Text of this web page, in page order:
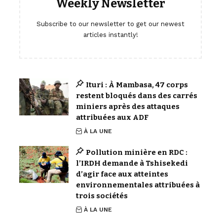
Weekly Newsletter
Subscribe to our newsletter to get our newest
articles instantly!
Ituri : À Mambasa, 47 corps
restent bloqués dans des carrés
miniers après des attaques
attribuées aux ADF
À LA UNE
Pollution minière en RDC :
l’IRDH demande à Tshisekedi
d’agir face aux atteintes
environnementales attribuées à
trois sociétés
À LA UNE